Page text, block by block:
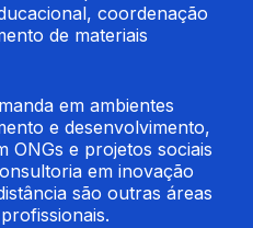
coordenação
de materiais
em ambientes
e desenvolvimento,
ONGs e projetos sociais
em inovação
são outras áreas